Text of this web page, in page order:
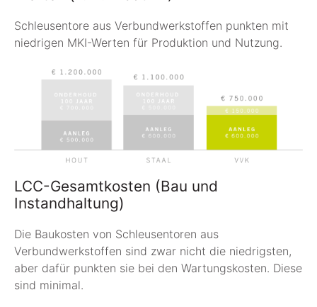
Schleusentore aus Verbundwerkstoffen punkten mit
niedrigen MKI-Werten für Produktion und Nutzung.
LCC-Gesamtkosten (Bau und
Instandhaltung)
Die Baukosten von Schleusentoren aus
Verbundwerkstoffen sind zwar nicht die niedrigsten,
aber dafür punkten sie bei den Wartungskosten. Diese
sind minimal.